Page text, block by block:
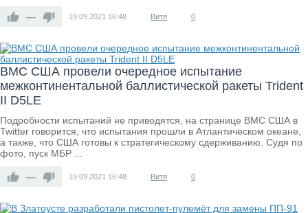
— 19.09.2021 16:48 Витя 0
ВМС США провели очередное испытание
межконтинентальной баллистической ракеты Trident
II D5LE
Подробности испытаний не приводятся, на странице ВМС США в
Twitter говорится, что испытания прошли в Атлантическом океане,
а также, что США готовы к стратегическому сдерживанию. Судя по
фото, пуск МБР ...
— 19.09.2021 16:48 Витя 0